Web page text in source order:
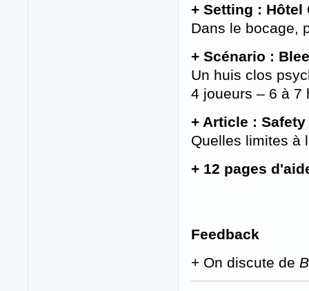
+ Setting : Hôtel
Dans le bocage,
+ Scénario :
Un huis clos
4 joueurs – 6 à 7
+ Article :
Quelles limites à
+ 12 pages
Feedback
+ On discute de